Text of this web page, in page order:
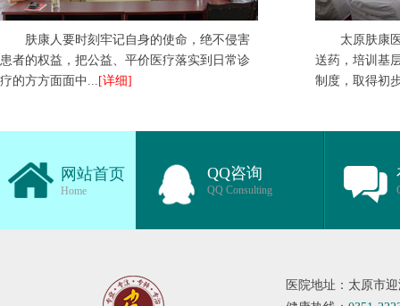
肤康人要时刻牢记自身的使命，绝不侵害
患者的权益，把公益、平价医疗落实到日常诊
疗的方方面面中... [详细]
太原肤康
送药，培训基
制度，取得初
网站首页
Home
QQ咨询
QQ Consulting
医院地址：太原市